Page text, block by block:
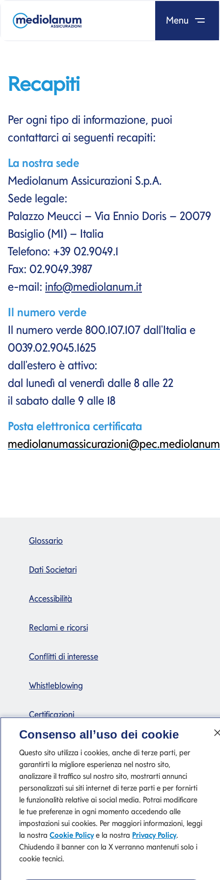
Salta al contenuto
Menu
Recapiti
Per ogni tipo di informazione, puoi
contattarci ai seguenti recapiti:
La nostra sede
Mediolanum Assicurazioni S.p.A.
Sede legale:
Palazzo Meucci – Via Ennio Doris – 20079
Basiglio (MI) – Italia
Telefono: +39 02.9049.1
Fax: 02.9049.3987
e-mail: info@mediolanum.it
Il numero verde
Il numero verde 800.107.107 dall'Italia e
0039.02.9045.1625
dall'estero è attivo:
dal lunedì al venerdì dalle 8 alle 22
il sabato dalle 9 alle 18
Posta elettronica certificata
Glossario
Dati Societari
Accessibilità
Reclami e ricorsi
Conflitti di interesse
Whistleblowing
Certificazioni
P. IVA 10540610960 del Gruppo IVA Banca Mediolanum
Tutti i Siti del Gruppo Privacy Cookie Policy
Consenso all’uso dei cookie
Questo sito utilizza i cookies, anche di terze parti, per
garantirti la migliore esperienza nel nostro sito,
analizzare il traffico sul nostro sito, mostrarti annunci
personalizzati sui siti internet di terze parti e per fornirti
le funzionalità relative ai social media. Potrai modificare
le tue preferenze in ogni momento accedendo alle
impostazioni sui cookies. Per maggiori informazioni, leggi
la nostraCookie Policye la nostra Privacy Policy.
Chiudendo il banner con la X verranno mantenuti solo i
cookie tecnici.